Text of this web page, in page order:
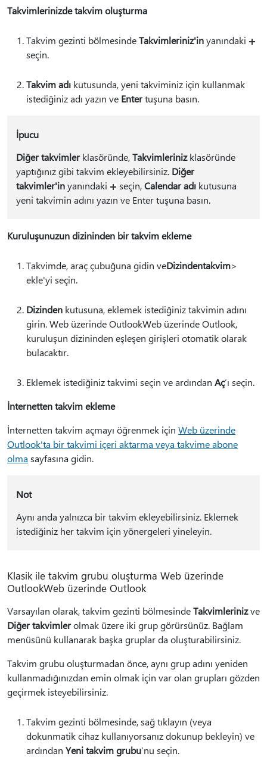
Takvimlerinizde takvim oluşturma
Takvim gezinti bölmesindeTakvimleriniz'inyanındaki
seçin.
Takvim adı kutusunda, yeni takviminiz için kullanmak
istediğiniz adı yazın ve Entertuşuna basın.
İpucu
Diğer takvimlerklasöründe,Takvimlerinizklasöründe
yaptığınız gibi takvim ekleyebilirsiniz. Diğer
takvimler'inyanındaki seçin,Calendar adıkutusuna
yeni takvimin adını yazın ve Enter tuşuna basın.
Kuruluşunuzun dizininden bir takvim ekleme
Takvimde, araç çubuğuna gidin veDizindentakvim>
ekle'yi seçin.
Dizinden kutusuna, eklemek istediğiniz takvimin adını
girin. Web üzerinde OutlookWeb üzerinde Outlook,
kuruluşun dizininden eşleşen girişleri otomatik olarak
bulacaktır.
Eklemek istediğiniz takvimi seçin ve ardından Aç’ı seçin.
İnternetten takvim ekleme
İnternetten takvim açmayı öğrenmek için Web üzerinde
Outlook'ta bir takvimi içeri aktarma veya takvime abone
olma sayfasına gidin.
Not
Aynı anda yalnızca bir takvim ekleyebilirsiniz. Eklemek
istediğiniz her takvim için yönergeleri yineleyin.
Klasik ile takvim grubu oluşturma Web üzerinde
OutlookWeb üzerinde Outlook
Varsayılan olarak, takvim gezinti bölmesindeTakvimlerinizve
Diğer takvimlerolmak üzere iki grup görürsünüz. Bağlam
menüsünü kullanarak başka gruplar da oluşturabilirsiniz.
Takvim grubu oluşturmadan önce, aynı grup adını yeniden
kullanmadığınızdan emin olmak için var olan grupları gözden
geçirmek isteyebilirsiniz.
Takvim gezinti bölmesinde, sağ tıklayın (veya
dokunmatik cihaz kullanıyorsanız dokunup bekleyin) ve
ardından Yeni takvim grubu’nu seçin.